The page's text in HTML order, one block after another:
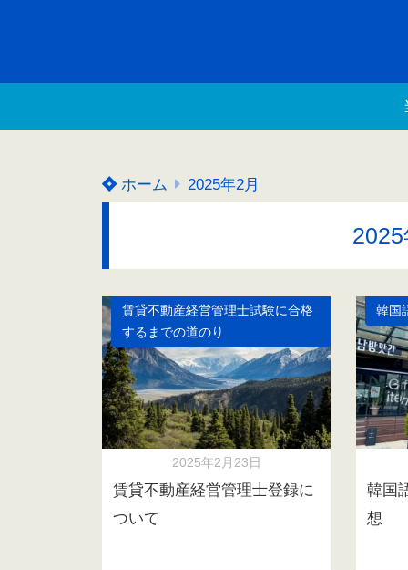
ホーム 2025年2月
賃貸不動産経営管理士試験に合格
するまでの道のり
2025年2月23日
賃貸不動産経営管理士登録に
ついて
韓国
韓国
想